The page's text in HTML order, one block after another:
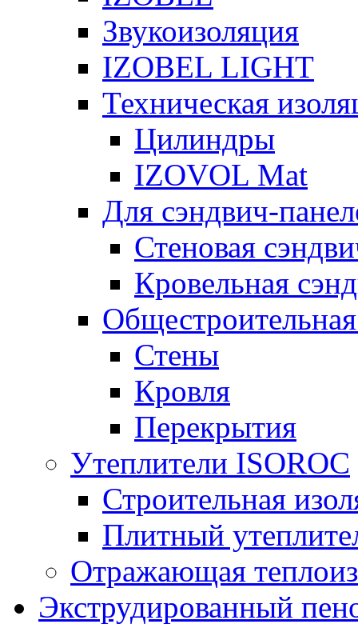
Звукоизоляция
IZOBEL LIGHT
Техническая
Цилиндры
IZOVOL Mat
Для сэндвич-
Стеновая
Кровельная
Стены
Кровля
Перекрытия
Утеплители ISOROC
Строительная
Плитный
Отражающая
Экструдированный